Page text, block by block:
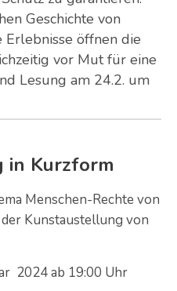
Geschichte von
öffnen die
vor Mut für eine
Lesung am 24.2. um
in Kurzform
Menschen-Rechte von
Kunstaustellung von
2024 ab 19:00 Uhr